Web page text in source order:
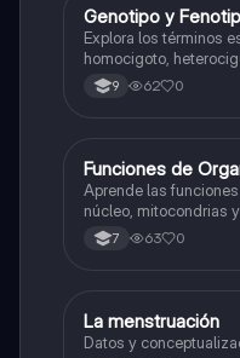
GBiologia
Genotipo y
Explora los términos
homocigoto,
9 62 0
FBiologia
Funciones de
Aprende las
núcleo, mitocondrias
7 63 0
Biologia
La menstruación
Datos y